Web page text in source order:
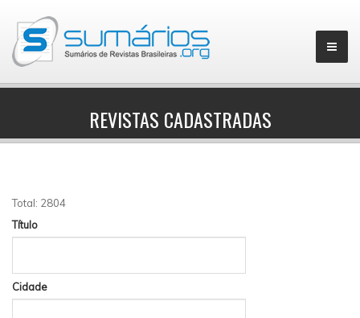
▼
REVISTAS CADASTRADAS
Total: 2804
Título
Cidade